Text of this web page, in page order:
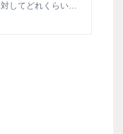
してどれくらいの
把握したうえで、